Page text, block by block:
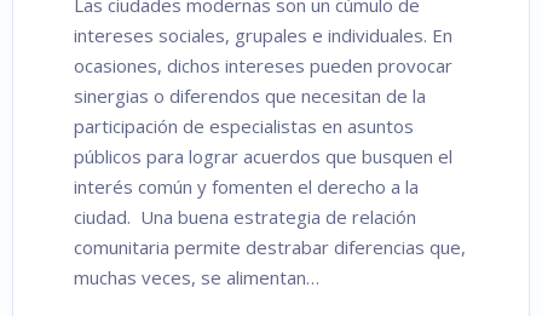
Las ciudades modernas son un cúmulo de
intereses sociales, grupales e individuales. En
ocasiones, dichos intereses pueden provocar
sinergias o diferendos que necesitan de la
participación de especialistas en asuntos
públicos para lograr acuerdos que busquen el
interés común y fomenten el derecho a la
ciudad. Una buena estrategia de relación
comunitaria permite destrabar diferencias que,
muchas veces, se alimentan…